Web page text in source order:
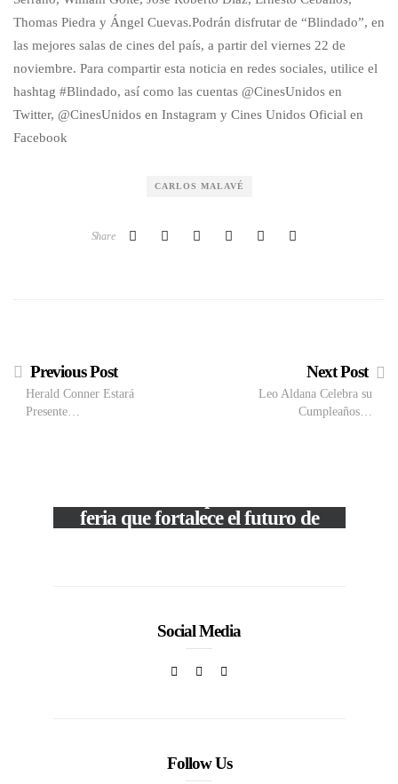
Thomas Piedra y Ángel Cuevas.Podrán disfrutar de “Blindado”, en
las mejores salas de cines del país, a partir del viernes 22 de
noviembre. Para compartir esta noticia en redes sociales, utilice el
hashtag #Blindado, así como las cuentas @CinesUnidos en
Twitter, @CinesUnidos en Instagram y Cines Unidos Oficial en
Facebook
CARLOS MALAVÉ
Share
Previous Post
Herald Conner Estará
Presente…
Next Post
Leo Aldana Celebra su
Cumpleaños…
feria que fortalece el futuro de
Social Media
Follow Us